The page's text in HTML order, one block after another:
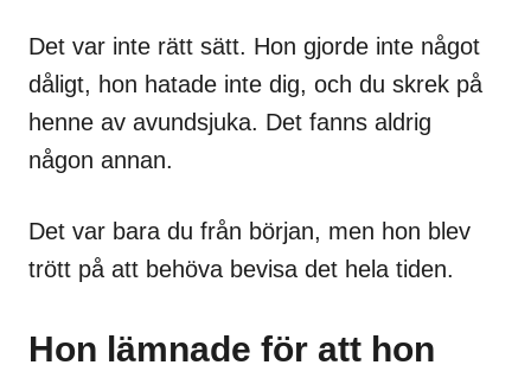
Det var inte rätt sätt. Hon gjorde inte något
dåligt, hon hatade inte dig, och du skrek på
henne av avundsjuka. Det fanns aldrig
någon annan.
Det var bara du från början, men hon blev
trött på att behöva bevisa det hela tiden.
Hon lämnade för att hon